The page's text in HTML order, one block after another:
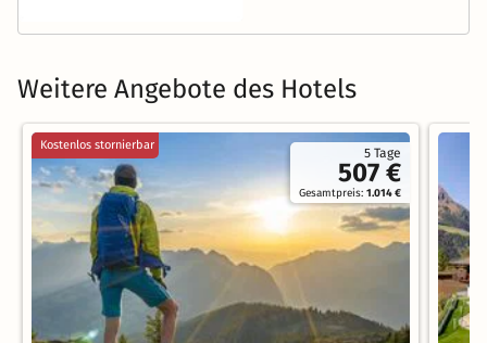
Weitere Angebote des Hotels
5 Tage
507 €
Gesamtpreis:1.014 €
Kostenlos stornierbar